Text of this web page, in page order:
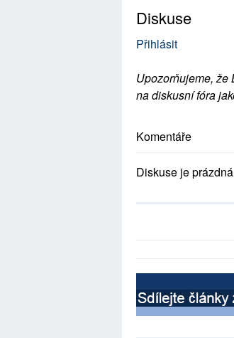
Diskuse
Přihlásit
Upozorňujeme, že
na diskusní fóra
Komentáře
Diskuse je